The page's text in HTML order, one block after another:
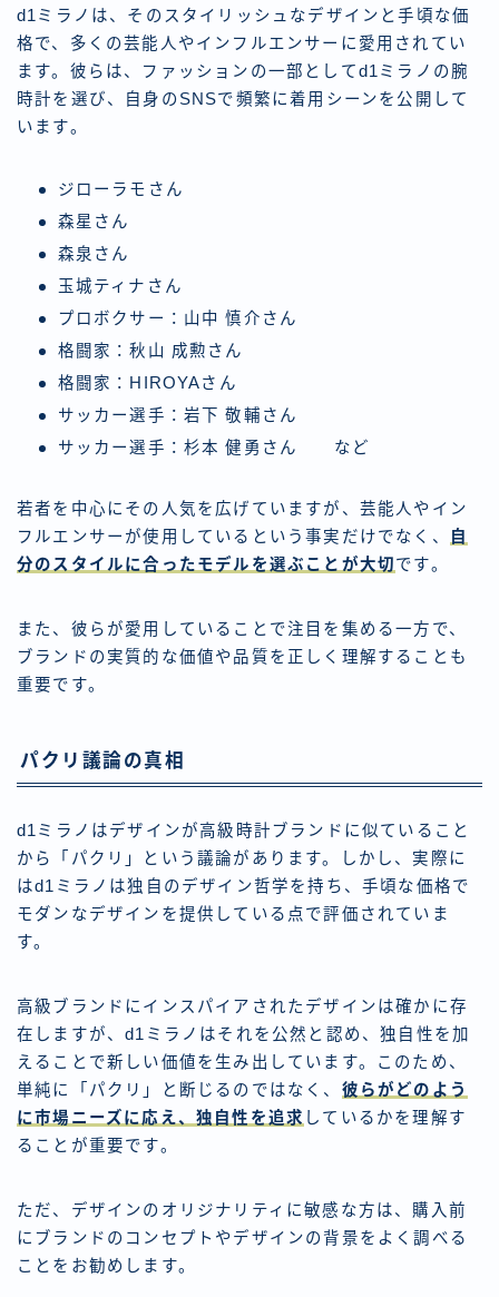
d1ミラノは、そのスタイリッシュなデザインと手頃な価
格で、多くの芸能人やインフルエンサーに愛用されてい
ます。彼らは、ファッションの一部としてd1ミラノの腕
時計を選び、自身のSNSで頻繁に着用シーンを公開して
います。
ジローラモさん
森星さん
森泉さん
玉城ティナさん
プロボクサー：山中 慎介さん
格闘家：秋山 成勲さん
格闘家：HIROYAさん
サッカー選手：岩下 敬輔さん
サッカー選手：杉本 健勇さん など
若者を中心にその人気を広げていますが、芸能人やイン
フルエンサーが使用しているという事実だけでなく、
自
分のスタイルに合ったモデルを選ぶことが大切です。
また、彼らが愛用していることで注目を集める一方で、
ブランドの実質的な価値や品質を正しく理解することも
重要です。
パクリ議論の真相
d1ミラノはデザインが高級時計ブランドに似ていること
から「パクリ」という議論があります。しかし、実際に
はd1ミラノは独自のデザイン哲学を持ち、手頃な価格で
モダンなデザインを提供している点で評価されていま
す。
高級ブランドにインスパイアされたデザインは確かに存
在しますが、d1ミラノはそれを公然と認め、独自性を加
えることで新しい価値を生み出しています。このため、
単純に「パクリ」と断じるのではなく、 彼らがどのよう
に市場ニーズに応え、独自性を追求 しているかを理解す
ることが重要です。
ただ、デザインのオリジナリティに敏感な方は、購入前
にブランドのコンセプトやデザインの背景をよく調べる
ことをお勧めします。